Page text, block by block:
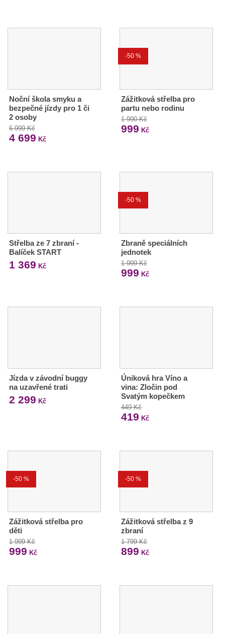
Noční škola smyku a
bezpečné jízdy pro 1 či
2 osoby
6 999 Kč
4 699 Kč
-50 %
Zážitková střelba pro
partu nebo rodinu
1 990 Kč
999 Kč
Střelba ze 7 zbraní -
Balíček START
1 369 Kč
-50 %
Zbraně speciálních
jednotek
1 999 Kč
999 Kč
Jízda v závodní buggy
na uzavřené trati
2 299 Kč
Úniková hra Víno a
vina: Zločin pod
Svatým kopečkem
449 Kč
419 Kč
-50 %
Zážitková střelba pro
děti
1 999 Kč
999 Kč
-50 %
Zážitková střelba z 9
zbraní
1 799 Kč
899 Kč